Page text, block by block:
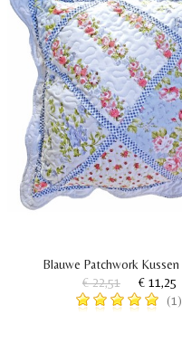
Blauwe Patchwork
€ 22,51
€ 11,25
(1)